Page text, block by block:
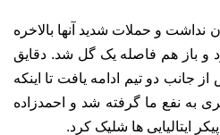
نداشت و حملات شدید آنها بالاخره
کرد و باز هم فاصله یک گل شد. دقایق
جانب دو تیم ادامه یافت تا اینکه
به نفع ما گرفته شد و احمدزاده
ایتالیایی ها شلیک کرد.